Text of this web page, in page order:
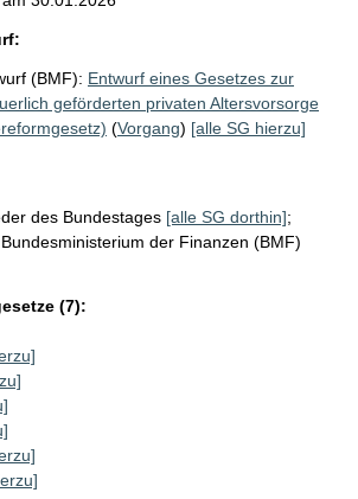
(BMF): Entwurf eines Gesetzes zur
geförderten privaten Altersvorsorge
(Vorgang) [alle SG hierzu]
des Bundestages [alle SG dorthin];
Bundesministerium der Finanzen (BMF)
(7):